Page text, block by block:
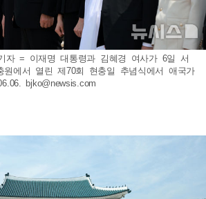
자 = 이재명 대통령과 김혜경 여사가 6일 서
원에서 열린 제70회 현충일 추념식에서 애국가
bjko@newsis.com